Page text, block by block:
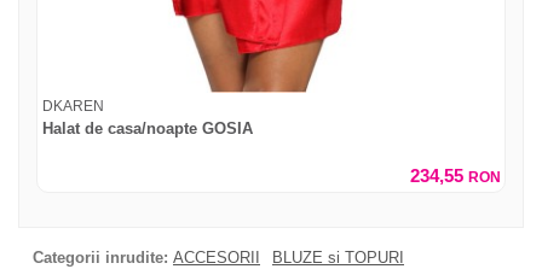
DKAREN
Halat de casa/noapte GOSIA
234,55 RON
Categorii inrudite: ACCESORII
BLUZE si TOPURI